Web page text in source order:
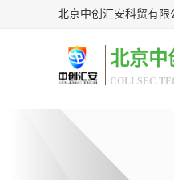
北京中
COLLSEC